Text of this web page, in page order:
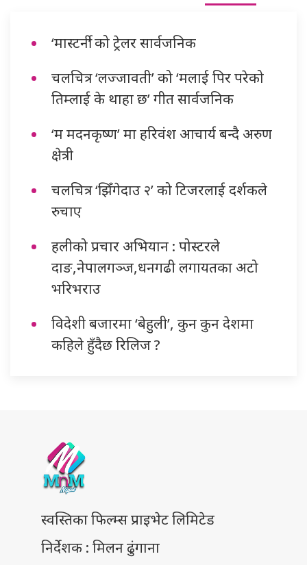
‘मास्टर्नी’ को ट्रेलर सार्वजनिक
चलचित्र ‘लज्जावती’ को ‘मलाई पिर परेको
तिम्लाई के थाहा छ’ गीत सार्वजनिक
‘म मदनकृष्ण’ मा हरिवंश आचार्य बन्दै अरुण
क्षेत्री
चलचित्र ‘झिँगेदाउ २’ को टिजरलाई दर्शकले
रुचाए
हलीको प्रचार अभियान : पोस्टरले
दाङ,नेपालगञ्ज,धनगढी लगायतका अटो
भरिभराउ
विदेशी बजारमा ‘बेहुली’, कुन कुन देशमा
कहिले हुँदैछ रिलिज ?
स्वस्तिका फिल्म्स प्राइभेट लिमिटेड
निर्देशक : मिलन ढुंगाना